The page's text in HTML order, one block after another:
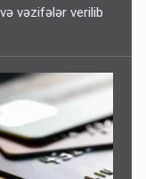
vəzifələr verilib